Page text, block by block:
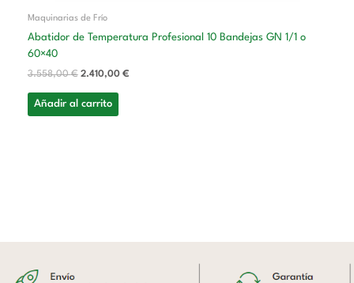
Maquinarias de Frío
Abatidor de Temperatura Profesional 10 Bandejas GN 1/1 o
60×40
3.558,00€ 2.410,00 €
Añadir al carrito